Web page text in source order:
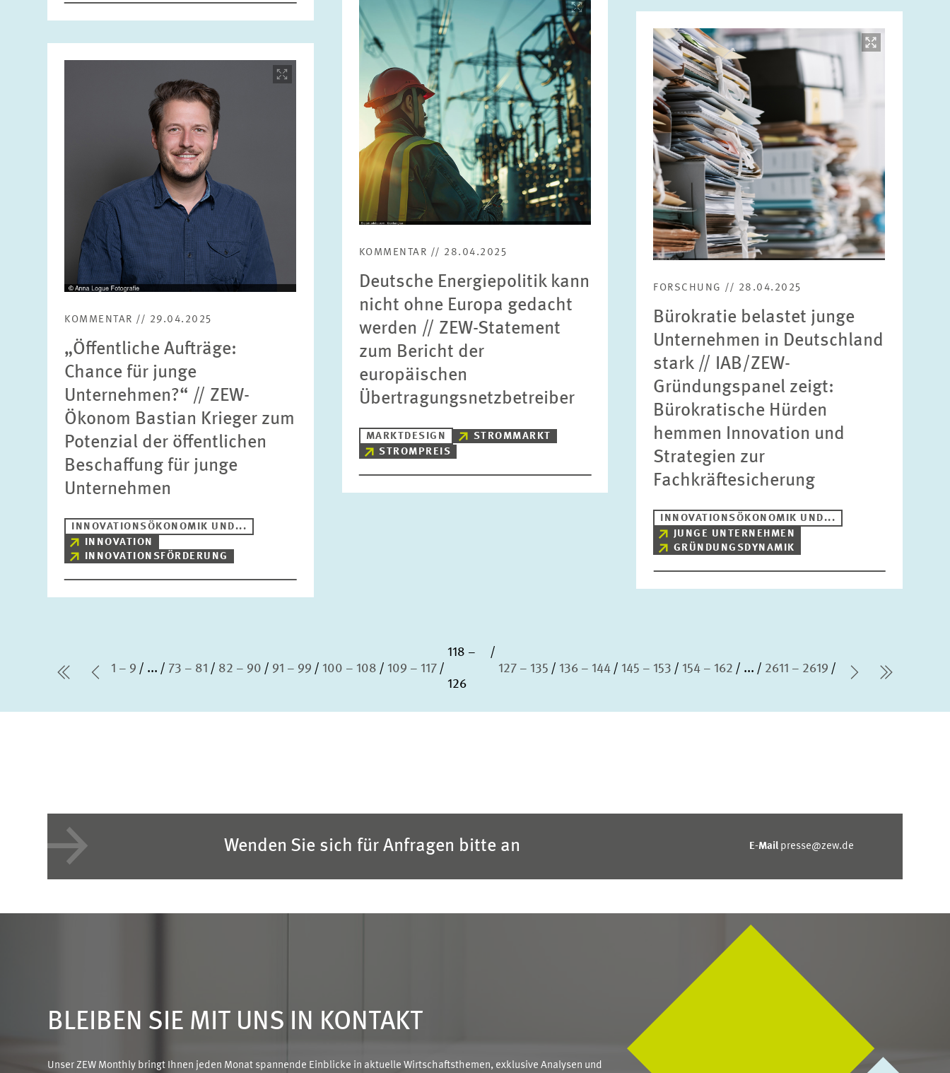
KOMMENTAR // 29.04.2025
„Öffentliche Aufträge:
Chance für junge
Unternehmen?“ // ZEW-
Ökonom Bastian Krieger zum
Potenzial der öffentlichen
Beschaffung für junge
Unternehmen
INNOVATIONSÖKONOMIK UND...
INNOVATION
INNOVATIONSFÖRDERUNG
öffnet
in
vergrößerter
Ansicht
KOMMENTAR // 28.04.2025
Deutsche Energiepolitik kann
nicht ohne Europa gedacht
werden // ZEW-Statement
zum Bericht der
europäischen
Übertragungsnetzbetreiber
MARKTDESIGN
STROMMARKT
STROMPREIS
Bild
öffnet
in
vergrößerter
Ansicht
FORSCHUNG // 28.04.2025
Bürokratie belastet junge
Unternehmen in Deutschland
stark // IAB/ZEW-
Gründungspanel zeigt:
Bürokratische Hürden
hemmen Innovation und
Strategien zur
Fachkräftesicherung
INNOVATIONSÖKONOMIK UND...
JUNGE UNTERNEHMEN
GRÜNDUNGSDYNAMIK
erste Seite
Vorherige Seite
1 – 9 ... 73 – 81 82 – 90 91 – 99 100 – 108 109 – 117
118 –
126
127 – 135 136 – 144 145 – 153 154 – 162 ... 2611 – 2619
Nächste
letzte
Wenden Sie sich für Anfragen bitte an E-Mail presse@zew.de
BLEIBEN SIE MIT UNS IN KONTAKT
Unser ZEW Monthly bringt Ihnen jeden Monat spannende Einblicke in aktuelle Wirtschaftsthemen, exklusive Analysen und